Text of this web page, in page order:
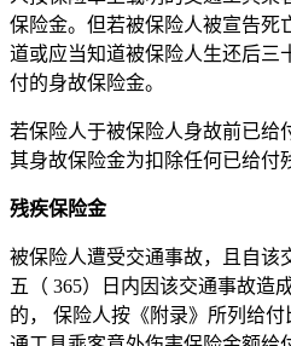
保险金。但若被保险人被宣告死
道或应当知道被保险人生还后三
付的身故保险金。
若保险人于被保险人身故前已给
其身故保险金为扣除任何已给付
残疾保险金
被保险人遭受交通事故，且自该
五（ 365）日内因该交通事故造
的， 保险人按《附录》所列给